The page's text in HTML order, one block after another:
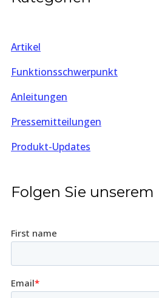
Artikel
Funktionsschwerpunkt
Anleitungen
Pressemitteilungen
Produkt-Updates
Folgen Sie unserem